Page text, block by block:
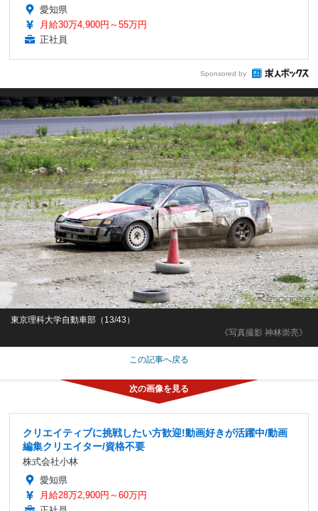
愛知県
月給30万4,900円～55万円
正社員
Sponsored by
《写真撮影 神林崇亮》
東京理科大学自動車部（13/43）
この記事へ戻る
クリエイティブに挑戦したい方歓迎!動画好きが活躍中/動画
編集クリエイター/資格不要
株式会社小林
愛知県
月給28万2,900円～60万円